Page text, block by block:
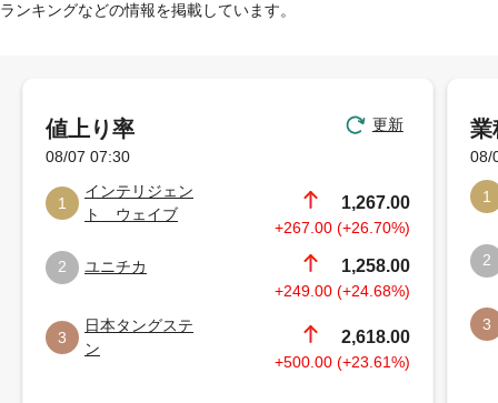
ランキングなどの情報を掲載しています。